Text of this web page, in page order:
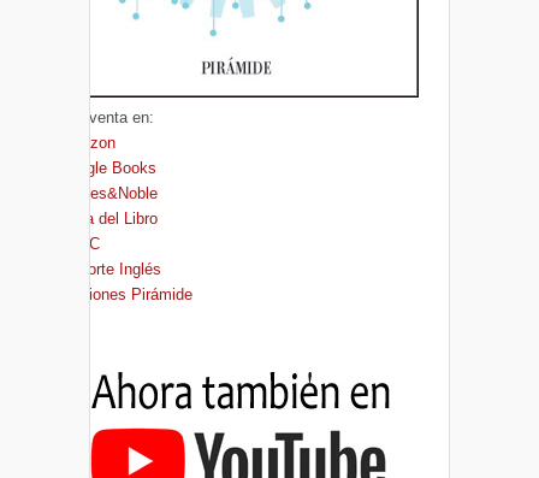
A la venta en:
Amazon
Google Books
Barnes&Noble
Casa del Libro
FNAC
El Corte Inglés
Ediciones Pirámide